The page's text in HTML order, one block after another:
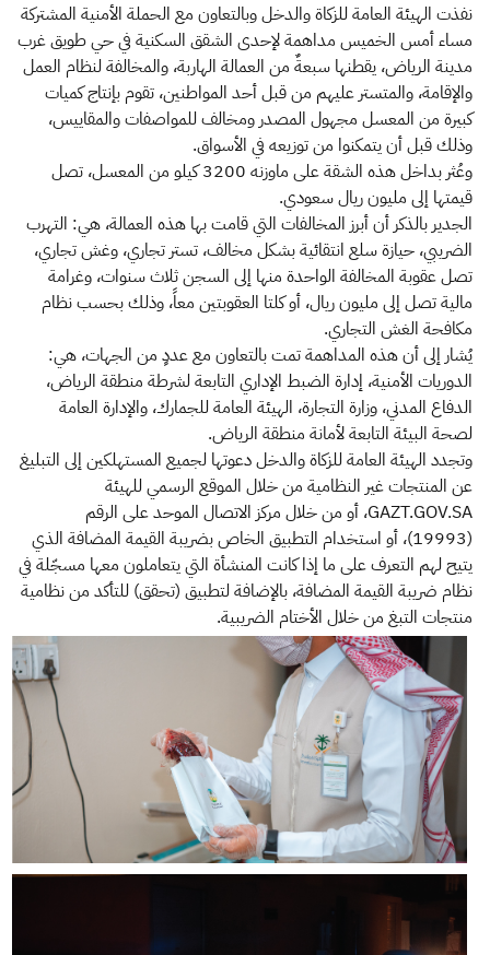
نفذت الهيئة العامة للزكاة والدخل وبالتعاون مع الحملة الأمنية المشتركة
مساء أمس الخميس مداهمة لإحدى الشقق السكنية في حي طويق غرب
مدينة الرياض، يقطنها سبعةٌ من العمالة الهاربة، والمخالفة لنظام العمل
والإقامة، والمتستر عليهم من قبل أحد المواطنين، تقوم بإنتاج كميات
كبيرة من المعسل مجهول المصدر ومخالف للمواصفات والمقاييس،
وذلك قبل أن يتمكنوا من توزيعه في الأسواق.
وعُثر بداخل هذه الشقة على ماوزنه 3200 كيلو من المعسل، تصل
قيمتها إلى مليون ريال سعودي.
الجدير بالذكر أن أبرز المخالفات التي قامت بها هذه العمالة، هي: التهرب
الضريبي، حيازة سلع انتقائية بشكل مخالف، تستر تجاري، وغش تجاري،
تصل عقوبة المخالفة الواحدة منها إلى السجن ثلاث سنوات، وغرامة
مالية تصل إلى مليون ريال، أو كلتا العقوبتين معاً، وذلك بحسب نظام
مكافحة الغش التجاري.
يُشار إلى أن هذه المداهمة تمت بالتعاون مع عددٍ من الجهات، هي:
الدوريات الأمنية، إدارة الضبط الإداري التابعة لشرطة منطقة الرياض،
الدفاع المدني، وزارة التجارة، الهيئة العامة للجمارك، والإدارة العامة
لصحة البيئة التابعة لأمانة منطقة الرياض.
وتجدد الهيئة العامة للزكاة والدخل دعوتها لجميع المستهلكين إلى التبليغ
عن المنتجات غير النظامية من خلال الموقع الرسمي للهيئة
GAZT.GOV.SA، أو من خلال مركز الاتصال الموحد على الرقم
(19993)، أو استخدام التطبيق الخاص بضريبة القيمة المضافة الذي
يتيح لهم التعرف على ما إذا كانت المنشأة التي يتعاملون معها مسجّلة في
نظام ضريبة القيمة المضافة، بالإضافة لتطبيق (تحقق) للتأكد من نظامية
منتجات التبغ من خلال الأختام الضريبية.